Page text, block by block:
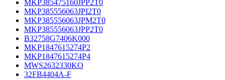
MKP385475160JPP2T0
MKP385556063JPI2T0
MKP385556063JPM2T0
MKP385556063JPP2T0
B32758G7406K000
MKP1847615274P2
MKP1847615274P4
MWS2632330KO
32FB4404A-F